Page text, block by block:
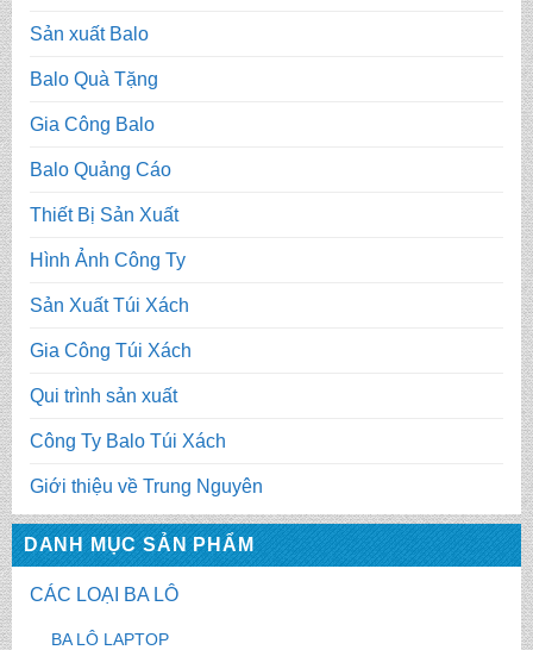
Sản xuất Balo
Balo Quà Tặng
Gia Công Balo
Balo Quảng Cáo
Thiết Bị Sản Xuất
Hình Ảnh Công Ty
Sản Xuất Túi Xách
Gia Công Túi Xách
Qui trình sản xuất
Công Ty Balo Túi Xách
Giới thiệu về Trung Nguyên
DANH MỤC SẢN PHẨM
CÁC LOẠI BA LÔ
BA LÔ LAPTOP